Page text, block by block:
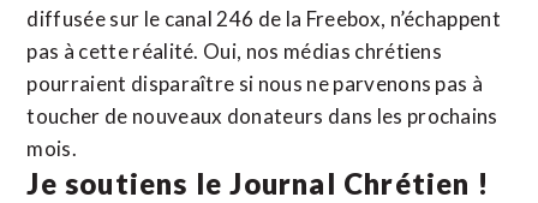
diffusée sur le canal 246 de la Freebox, n’échappent
pas à cette réalité. Oui, nos médias chrétiens
pourraient disparaître si nous ne parvenons pas à
toucher de nouveaux donateurs dans les prochains
mois.
Je soutiens le Journal Chrétien !